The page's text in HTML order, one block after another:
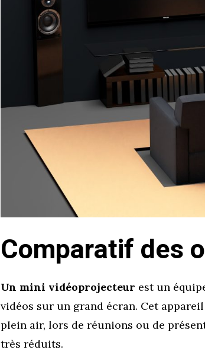
Comparatif des
Un mini vidéoprojecteur est un
vidéos sur un grand écran. Cet
plein air, lors de réunions ou de
très réduits.